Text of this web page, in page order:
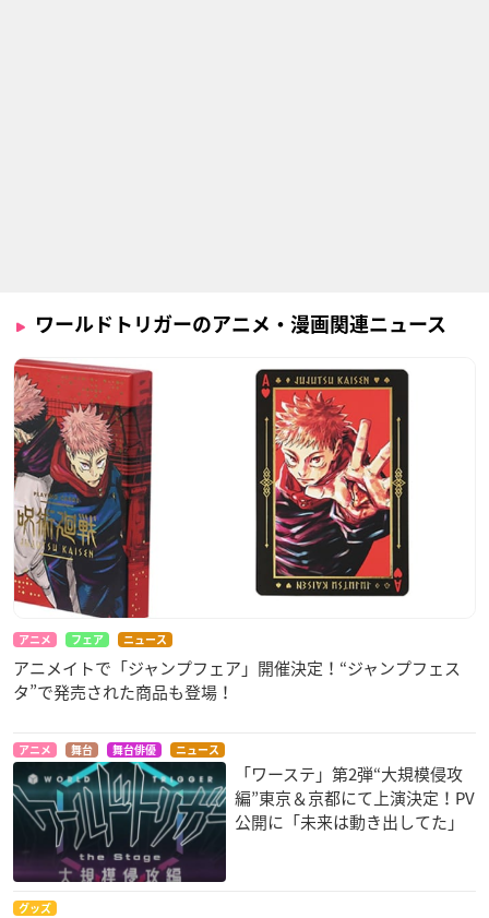
ワールドトリガーのアニメ・漫画関連ニュース
アニメ フェア ニュース
アニメイトで「ジャンプフェア」開催決定！“ジャンプフェス
タ”で発売された商品も登場！
アニメ 舞台 舞台俳優 ニュース
「ワーステ」第2弾“大規模侵攻
編”東京＆京都にて上演決定！PV
公開に「未来は動き出してた」
グッズ